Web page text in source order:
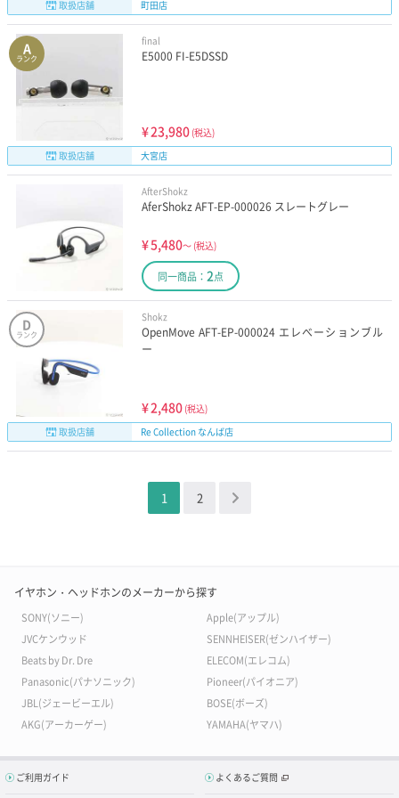
取扱店舗 町田店
A
ランク
final
E5000 FI-E5DSSD
¥23,980 (税込)
取扱店舗
大宮店
AfterShokz
AferShokz AFT-EP-000026 スレートグレー
¥5,480～ (税込)
同一商品： 2点
D
ランク
Shokz
OpenMove AFT-EP-000024 エレべーションブル
ー
¥2,480 (税込)
取扱店舗
Re Collection なんば店
1 2 ＞
イヤホン・ヘッドホンのメーカーから探す
SONY(ソニー)
Apple(アップル)
JVCケンウッド
SENNHEISER(ゼンハイザー)
Beats by Dr. Dre
ELECOM(エレコム)
Panasonic(パナソニック)
Pioneer(パイオニア)
JBL(ジェービーエル)
BOSE(ボーズ)
AKG(アーカーゲー)
YAMAHA(ヤマハ)
ご利用ガイド よくあるご質問